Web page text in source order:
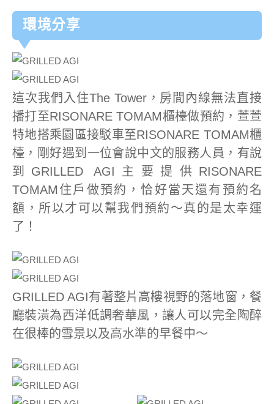
環境分享
這次我們入住The Tower，房間內線無法直接
播打至RISONARE TOMAM櫃檯做預約，萱萱
特地搭乘園區接駁車至RISONARE TOMAM櫃
檯，剛好遇到一位會說中文的服務人員，有說
到GRILLED AGI主要提供RISONARE
TOMAM住戶做預約，恰好當天還有預約名
額，所以才可以幫我們預約～真的是太幸運
了！
GRILLED AGI有著整片高樓視野的落地窗，餐
廳裝潢為西洋低調奢華風，讓人可以完全陶醉
在很棒的雪景以及高水準的早餐中～